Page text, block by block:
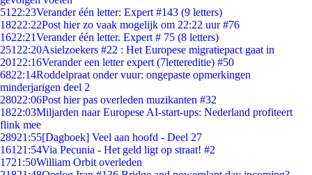
51 22:23Verander één letter: Expert #143 (9 letters)
18222:22Post hier zo vaak mogelijk om 22:22 uur #76
1622:21Verander één letter. Expert # 75 (8 letters)
251 22:20Asielzoekers #22 : Het Europese migratiepact gaat in
201 22:16Verander een letter expert (7lettereditie) #50
6822:14Roddelpraat onder vuur: ongepaste opmerkingen
minderjarigen deel 2
28022:06Post hier pas overleden muzikanten #32
1822:03Miljarden naar Europese AI-start-ups: Nederland profiteert
flink mee
28921:55[Dagboek] Veel aan hoofd - Deel 27
161 21:54Via Pecunia - Het geld ligt op straat! #2
1721:50William Orbit overleden